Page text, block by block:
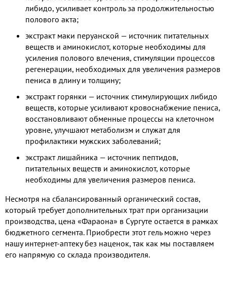
либидо, усиливает контроль за продолжительностью
полового акта;
экстракт маки перуанской — источник питательных
веществ и аминокислот, которые необходимы для
усиления полового влечения, стимуляции процессов
регенерации, необходимых для увеличения размеров
пениса в длину и толщину;
экстракт горянки — источник стимулирующих либидо
веществ, которые усиливают кровоснабжение пениса,
восстановливают обменные процессы на клеточном
уровне, улучшают метаболизм и служат для
профилактики мужских заболеваний;
экстракт лишайника — источник пептидов,
питательных веществ и аминокислот, которые
необходимы для увеличения размеров пениса.
Несмотря на сбалансированный органический состав,
который требует дополнительных трат при организации
производства, цена «Фараона» в Сургуте остается в рамках
бюджетного сегмента. Приобрести этот гель можно через
нашу интернет-аптеку без наценок, так как мы поставляем
его напрямую со склада производителя.